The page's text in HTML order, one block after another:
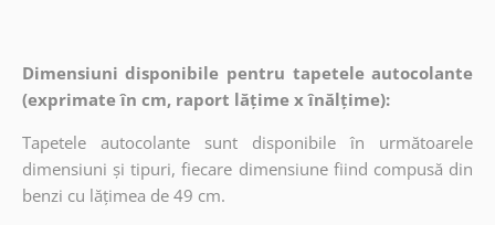
Dimensiuni disponibile pentru tapetele autocolante
(exprimate în cm, raport lățime x înălțime):
Tapetele autocolante sunt disponibile în următoarele
dimensiuni și tipuri, fiecare dimensiune fiind compusă din
benzi cu lățimea de 49 cm.